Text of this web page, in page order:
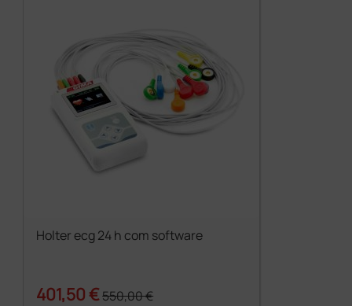
Holter ecg 24 h com software
401,50 €550,00 €